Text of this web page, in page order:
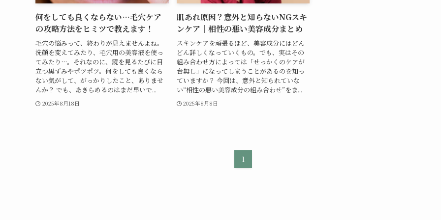
何をしても良くならない…毛穴ケア
の攻略方法をヒミツで教えます！
毛穴の悩みって、終わりが見えませんよね。
洗顔を変えてみたり、毛穴用の美容液を使っ
てみたり…。それなのに、鏡を見るたびに目
立つ黒ずみやポツポツ。何をしても良くなら
ない気がして、がっかりしたこと、ありませ
んか？ でも、あきらめるのはまだ早いで...
2025年8月18日
肌あれ原因？意外と知らないNGスキ
ンケア｜相性の悪い美容成分まとめ
スキンケアを頑張るほど、美容成分にはどん
どん詳しくなっていくもの。でも、実はその
組み合わせ方によっては「せっかくのケアが
台無し」になってしまうことがあるのを知っ
ていますか？ 今回は、意外と知られていな
い“相性の悪い美容成分の組み合わせ”をま...
2025年8月8日
1